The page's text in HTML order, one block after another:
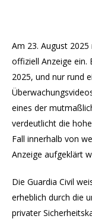
Am 23. August
offiziell Anzeige ein.
2025, und nur rund
eines der
verdeutlicht die
Fall innerhalb von
Anzeige aufgeklärt
Die Guardia Civil
erheblich durch die
privater